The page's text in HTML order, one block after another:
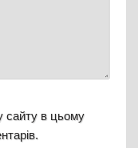
сайту в цьому